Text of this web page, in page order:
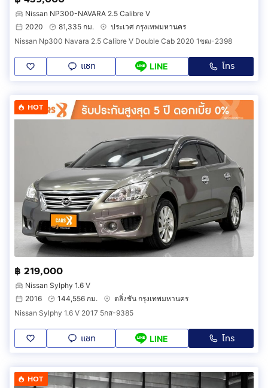
Nissan NP300-NAVARA 2.5 Calibre V
2020
81,335 กม.
ประเวศ กรุงเทพมหานคร
Nissan Np300 Navara 2.5 Calibre V Double Cab 2020 1ขฒ-2398
แชท LINE โทร
HOT
฿ 219,000
Nissan Sylphy 1.6 V
2016
144,556 กม.
ตลิ่งชัน กรุงเทพมหานคร
Nissan Sylphy 1.6 V 2017 5กส-9385
แชท LINE โทร
HOT